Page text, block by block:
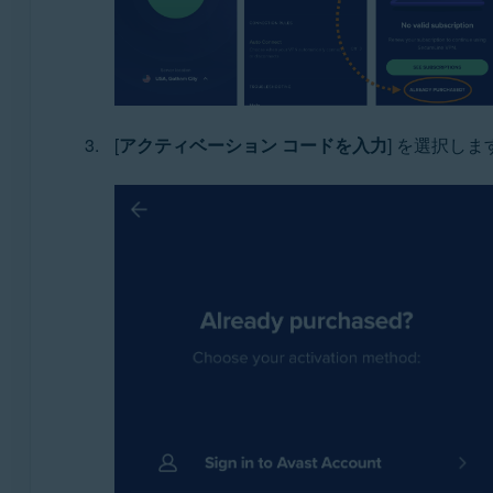
[アクティベーション コードを入力] を選択しま